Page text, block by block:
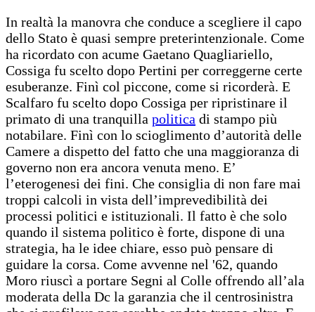
In realtà la manovra che conduce a scegliere il capo
dello Stato è quasi sempre preterintenzionale. Come
ha ricordato con acume Gaetano Quagliariello,
Cossiga fu scelto dopo Pertini per correggerne certe
esuberanze. Finì col piccone, come si ricorderà. E
Scalfaro fu scelto dopo Cossiga per ripristinare il
primato di una tranquilla politica di stampo più
notabilare. Finì con lo scioglimento d’autorità delle
Camere a dispetto del fatto che una maggioranza di
governo non era ancora venuta meno. E’
l’eterogenesi dei fini. Che consiglia di non fare mai
troppi calcoli in vista dell’imprevedibilità dei
processi politici e istituzionali. Il fatto è che solo
quando il sistema politico è forte, dispone di una
strategia, ha le idee chiare, esso può pensare di
guidare la corsa. Come avvenne nel '62, quando
Moro riuscì a portare Segni al Colle offrendo all’ala
moderata della Dc la garanzia che il centrosinistra